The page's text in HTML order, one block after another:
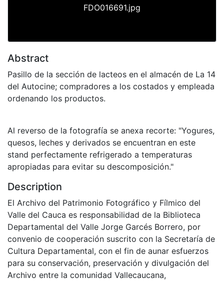
FDO016691.jpg
Abstract
Pasillo de la sección de lacteos en el almacén de La 14
del Autocine; compradores a los costados y empleada
ordenando los productos.
Al reverso de la fotografía se anexa recorte: "Yogures,
quesos, leches y derivados se encuentran en este
stand perfectamente refrigerado a temperaturas
apropiadas para evitar su descomposición."
Description
El Archivo del Patrimonio Fotográfico y Fílmico del
Valle del Cauca es responsabilidad de la Biblioteca
Departamental del Valle Jorge Garcés Borrero, por
convenio de cooperación suscrito con la Secretaría de
Cultura Departamental, con el fin de aunar esfuerzos
para su conservación, preservación y divulgación del
Archivo entre la comunidad Vallecaucana,